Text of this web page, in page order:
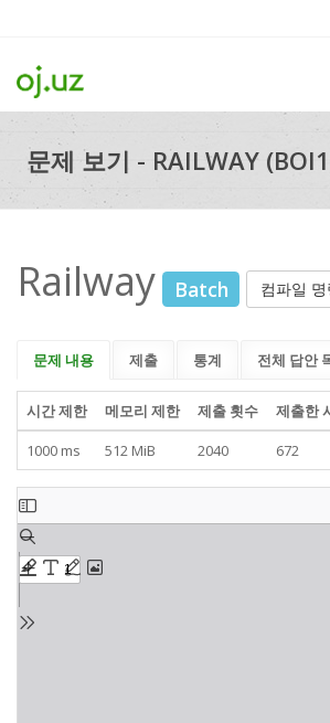
문제 보기 - RAILWAY
Railway Batch 컴파일 명
문제 내용 제출 통계 전체 답안
시간 제한 메모리 제한 제출 횟수 제출한
1000 ms
512 MiB 2040 672